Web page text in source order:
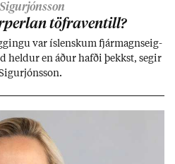
töfra­ventill?
var ís­lensk­um fjár­magns­eig­
en áð­ur hafði þekkst, seg­ir